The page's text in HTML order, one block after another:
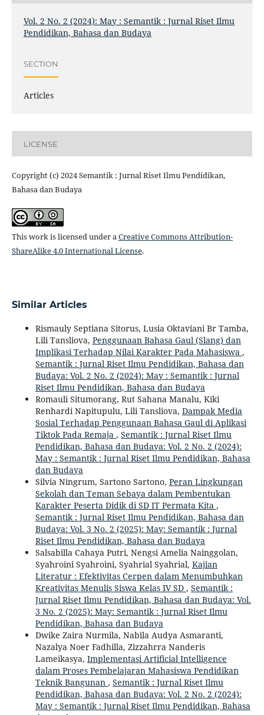
Vol. 2 No. 2 (2024): May : Semantik : Jurnal Riset Ilmu
Pendidikan, Bahasa dan Budaya
SECTION
Articles
LICENSE
Copyright (c) 2024 Semantik : Jurnal Riset Ilmu Pendidikan,
Bahasa dan Budaya
This work is licensed under aCreative Commons Attribution-
ShareAlike 4.0 International License.
Similar Articles
Rismauly Septiana Sitorus, Lusia Oktaviani Br Tamba,
Lili Tansliova, Penggunaan Bahasa Gaul (Slang) dan
Implikasi Terhadap Nilai Karakter Pada Mahasiswa ,
Semantik : Jurnal Riset Ilmu Pendidikan, Bahasa dan
Budaya: Vol. 2 No. 2 (2024): May : Semantik : Jurnal
Riset Ilmu Pendidikan, Bahasa dan Budaya
Romauli Situmorang, Rut Sahana Manalu, Kiki
Renhardi Napitupulu, Lili Tansliova, Dampak Media
Sosial Terhadap Penggunaan Bahasa Gaul di Aplikasi
Tiktok Pada Remaja , Semantik : Jurnal Riset Ilmu
Pendidikan, Bahasa dan Budaya: Vol. 2 No. 2 (2024):
May : Semantik : Jurnal Riset Ilmu Pendidikan, Bahasa
dan Budaya
Silvia Ningrum, Sartono Sartono, Peran Lingkungan
Sekolah dan Teman Sebaya dalam Pembentukan
Karakter Peserta Didik di SD IT Permata Kita ,
Semantik : Jurnal Riset Ilmu Pendidikan, Bahasa dan
Budaya: Vol. 3 No. 2 (2025): May: Semantik : Jurnal
Riset Ilmu Pendidikan, Bahasa dan Budaya
Salsabilla Cahaya Putri, Nengsi Amelia Nainggolan,
Syahroini Syahroini, Syahrial Syahrial, Kajian
Literatur : Efektivitas Cerpen dalam Menumbuhkan
Kreativitas Menulis Siswa Kelas IV SD , Semantik :
Jurnal Riset Ilmu Pendidikan, Bahasa dan Budaya: Vol.
3 No. 2 (2025): May: Semantik : Jurnal Riset Ilmu
Pendidikan, Bahasa dan Budaya
Dwike Zaira Nurmila, Nabila Audya Asmaranti,
Nazalya Noer Fadhilla, Zizzahrra Nanderis
Lameikasya, Implementasi Artificial Intelligence
dalam Proses Pembelajaran Mahasiswa Pendidikan
Teknik Bangunan , Semantik : Jurnal Riset Ilmu
Pendidikan, Bahasa dan Budaya: Vol. 2 No. 2 (2024):
May : Semantik : Jurnal Riset Ilmu Pendidikan, Bahasa